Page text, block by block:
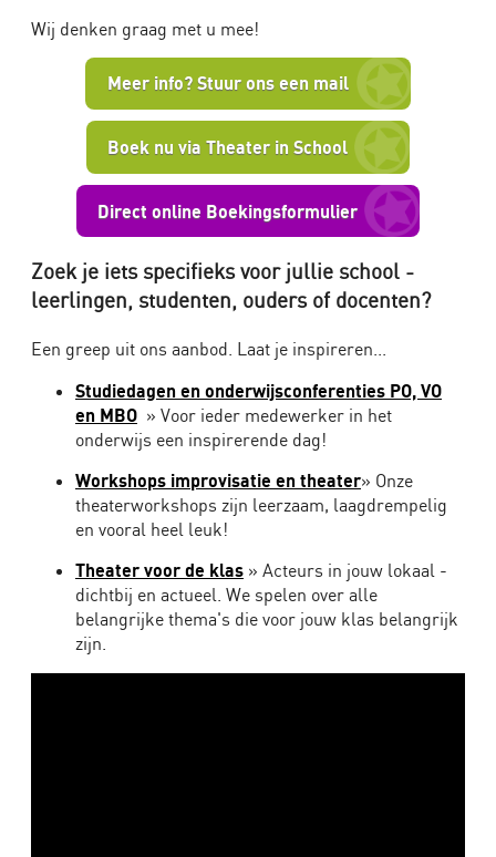
Wij denken graag met u mee!
Meer info? Stuur ons een mail
Boek nu via Theater in School
Direct online Boekingsformulier
Zoek je iets specifieks voor jullie school -
leerlingen, studenten, ouders of docenten?
Een greep uit ons aanbod. Laat je inspireren...
Studiedagen en onderwijsconferenties PO, VO
en MBO » Voor ieder medewerker in het
onderwijs een inspirerende dag!
Workshops improvisatie en theater» Onze
theaterworkshops zijn leerzaam, laagdrempelig
en vooral heel leuk!
Theater voor de klas » Acteurs in jouw lokaal -
dichtbij en actueel. We spelen over alle
belangrijke thema's die voor jouw klas belangrijk
zijn.